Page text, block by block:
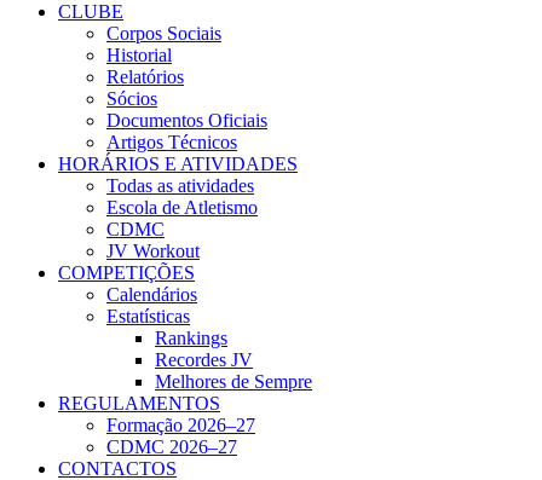
CLUBE
Corpos Sociais
Historial
Relatórios
Sócios
Documentos Oficiais
Artigos Técnicos
HORÁRIOS E ATIVIDADES
Todas as atividades
Escola de Atletismo
CDMC
JV Workout
COMPETIÇÕES
Calendários
Estatísticas
Rankings
Recordes JV
Melhores de Sempre
REGULAMENTOS
Formação 2026–27
CDMC 2026–27
CONTACTOS